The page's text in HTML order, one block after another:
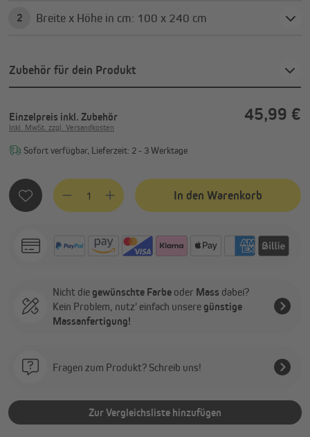
2 Breite x Höhe in cm: 100 x 240 cm
Zubehör für dein Produkt
Einzelpreis inkl. Zubehör 45,99 €
Inkl. MwSt. zzgl. Versandkosten
Sofort verfügbar, Lieferzeit: 2 - 3 Werktage
Produkt Anzahl: Gib den gewünschten Wert ein oder
In den Warenkorb
Nicht die gewünschte Farbe oder Mass dabei?
Kein Problem, nutz' einfach unsere günstige
Massanfertigung!
Fragen zum Produkt? Schreib uns!
Zur Vergleichsliste hinzufügen